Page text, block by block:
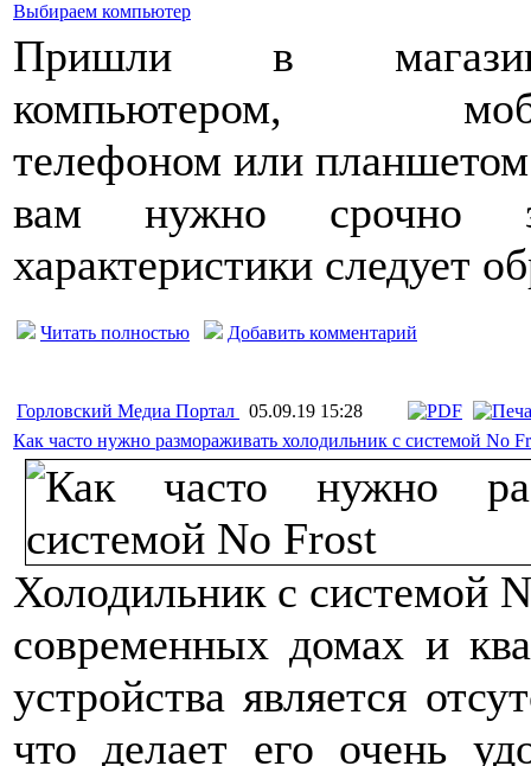
Выбираем компьютер
Пришли в
компьютером,
телефоном или планшетом
вам нужно срочно
характеристики следует
Читать полностью Добавить комментарий
Горловский Медиа Портал
05.09.19 15:28
Как часто нужно размораживать холодильник с системой No
Холодильник с системой
современных домах и
устройства является
что делает его очень